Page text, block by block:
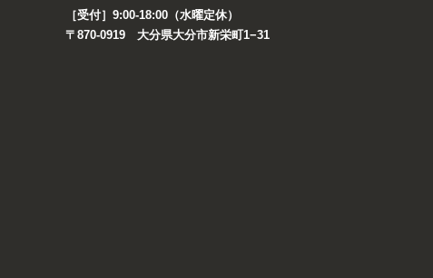
［受付］9:00-18:00（水曜定休）
〒870-0919 大分県大分市新栄町1−31